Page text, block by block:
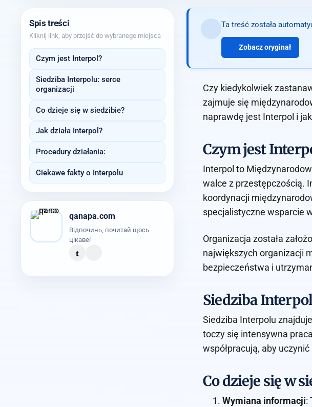
Spis treści
Kliknij link, aby przejść do wybranego miejsca
Czym jest Interpol?
Siedziba Interpolu: serce
organizacji
Co dzieje się w siedzibie?
Jak działa Interpol?
Procedury działania:
Ciekawe fakty o Interpolu
qanapa.com
Відпочинь, почитай щось
цікаве!
t
Ta treść została
Zobacz oryginał
Czy kiedykolwiek
zajmuje się
naprawdę jest Interpol i
Czym jest
Interpol to
walce z przestępczością.
koordynacji
specjalistyczne wsparcie
Organizacja została
największych organizacji
bezpieczeństwa i
Siedziba
Siedziba Interpolu
toczy się intensywna
współpracują, aby
Co dzieje się w
Wymiana informacji: